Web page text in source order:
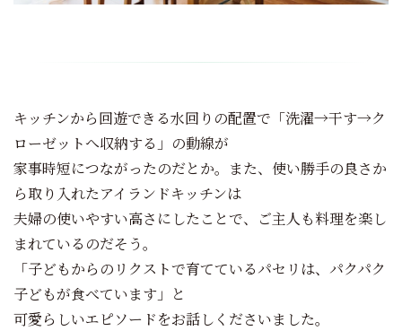
キッチンから回遊できる水回りの配置で「洗濯→干す→ク
ローゼットへ収納する」の動線が
家事時短につながったのだとか。また、使い勝手の良さか
ら取り入れたアイランドキッチンは
夫婦の使いやすい高さにしたことで、ご主人も料理を楽し
まれているのだそう。
「子どもからのリクストで育てているパセリは、パクパク
子どもが食べています」と
可愛らしいエピソードをお話しくださいました。